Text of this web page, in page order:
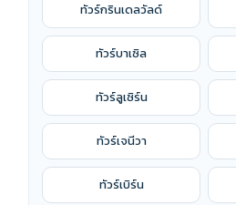
ทัวร์กรินเดลวัลด์
ทัวร์บาเซิล
ทัวร์ลูเซิร์น
ทัวร์เจนีวา
ทัวร์เบิร์น